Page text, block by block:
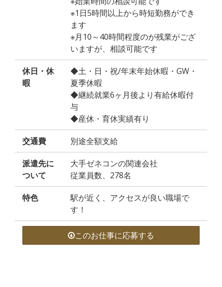
※1日5時間以上から時短勤務ができ
ます
※月10～40時間程度のが残業がござ
いますが、相談可能です
休日・休
暇
◆土・日・祝/年末年始休暇・GW・
夏季休暇
◆継続就業6ヶ月後より有給休暇付
与
◆産休・育休実績有り
交通費 別途全額支給
派遣先に
ついて
大手ゼネコンの関連会社
従業員数、278名
特色
駅が近く、アクセスが良い職場で
す！
このお仕事に応募する